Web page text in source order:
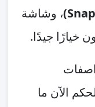
، وشاشة
الآن ما